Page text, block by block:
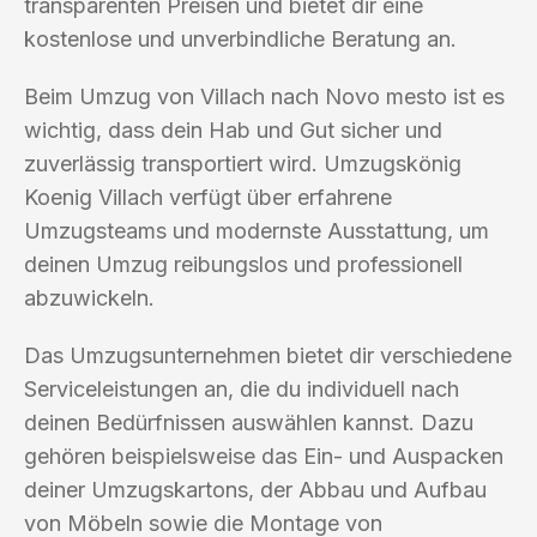
transparenten Preisen und bietet dir eine
kostenlose und unverbindliche Beratung an.
Beim Umzug von Villach nach Novo mesto ist es
wichtig, dass dein Hab und Gut sicher und
zuverlässig transportiert wird. Umzugskönig
Koenig Villach verfügt über erfahrene
Umzugsteams und modernste Ausstattung, um
deinen Umzug reibungslos und professionell
abzuwickeln.
Das Umzugsunternehmen bietet dir verschiedene
Serviceleistungen an, die du individuell nach
deinen Bedürfnissen auswählen kannst. Dazu
gehören beispielsweise das Ein- und Auspacken
deiner Umzugskartons, der Abbau und Aufbau
von Möbeln sowie die Montage von